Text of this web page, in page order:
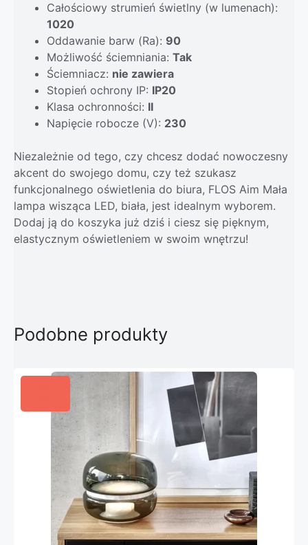
Całościowy strumień świetlny (w lumenach):
1020
Oddawanie barw (Ra): 90
Możliwość ściemniania: Tak
Ściemniacz: nie zawiera
Stopień ochrony IP: IP20
Klasa ochronności: II
Napięcie robocze (V): 230
Niezależnie od tego, czy chcesz dodać nowoczesny
akcent do swojego domu, czy też szukasz
funkcjonalnego oświetlenia do biura, FLOS Aim Mała
lampa wisząca LED, biała, jest idealnym wyborem.
Dodaj ją do koszyka już dziś i ciesz się pięknym,
elastycznym oświetleniem w swoim wnętrzu!
Podobne produkty